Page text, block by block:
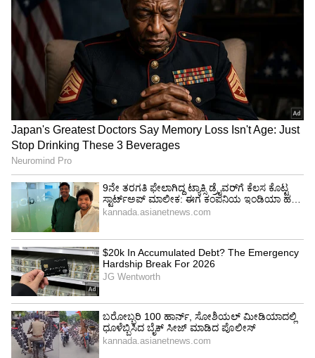
4
Image Credit :Zee Kananda Instagram
ಹಳ್ಳಿ ಪವರ್​ ರೀ ಲೋಡೆಡ್​
ಹಳ್ಳಿ ಪವರ್​ ರೀ ಲೋಡೆಡ್​ ಆಡಿಷನ್ಸ್​ಗೆ ಕರೆಯಲಾಗಿದೆ.
ವಯಸ್ಸಿನ ಮಿತಿ 18 ರಿಂದ 28 ವರ್ಷ ವಯಸ್ಸು. ಭಾವಚಿತ್ರ
ಹಾಗೂ ಸಂಪೂರ್ಣ ವಿವರಗಳನ್ನು ವಾಟ್ಸ್​ಆ್ಯಪ್​ನಲ್ಲಿ
ಕಳುಹಿಸಬೇಕು.
5